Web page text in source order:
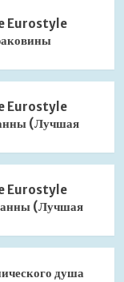
Eurostyle
Eurostyle
(Лучшая
Eurostyle
(Лучшая
душа